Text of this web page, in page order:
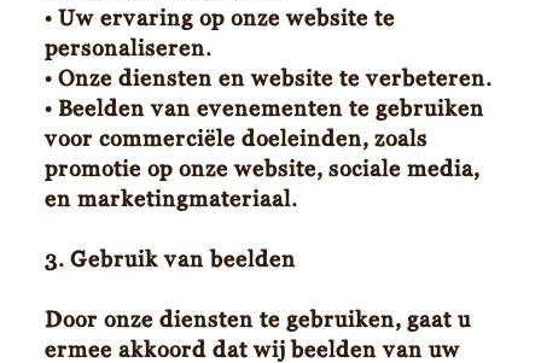
• Uw ervaring op onze website te
personaliseren.
• Onze diensten en website te verbeteren.
• Beelden van evenementen te gebruiken
voor commerciële doeleinden, zoals
promotie op onze website, sociale media,
en marketingmateriaal.
3. Gebruik van beelden
Door onze diensten te gebruiken, gaat u
ermee akkoord dat wij beelden van uw